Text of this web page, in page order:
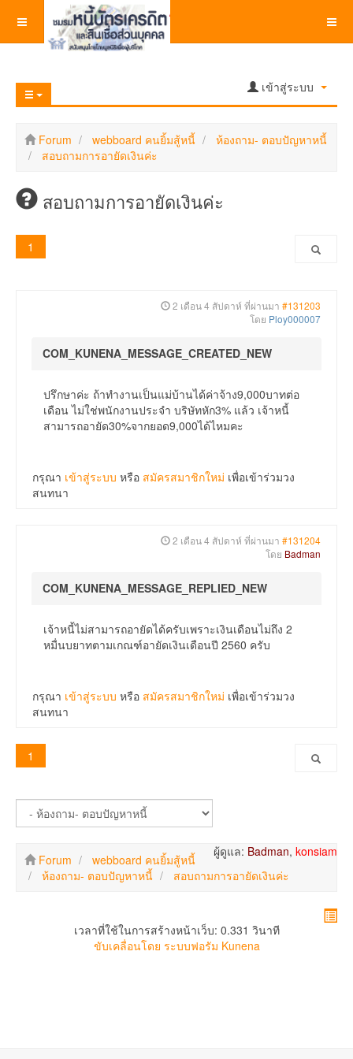
เข้าสู่ระบบ
Forum webboard คนยิ้มสู้หนี้
ห้องถาม- ตอบปัญหาหนี้
สอบถามการอายัดเงินค่ะ
สอบถามการอายัดเงินค่ะ
1
2 เดือน 4 สัปดาห์ ที่ผ่านมา #131203
โดย Ploy000007
COM_KUNENA_MESSAGE_CREATED_NEW
ปรึกษาค่ะ ถ้าทำงานเป็นแม่บ้านได้ค่าจ้าง9,000บาทต่อ
เดือน ไม่ใช่พนักงานประจำ บริษัทหัก3% แล้ว เจ้าหนี้
สามารถอายัด30%จากยอด9,000ได้ไหมคะ
กรุณา เข้าสู่ระบบ หรือ สมัครสมาชิกใหม่ เพื่อเข้าร่วมวง
สนทนา
2 เดือน 4 สัปดาห์ ที่ผ่านมา #131204
โดย Badman
COM_KUNENA_MESSAGE_REPLIED_NEW
เจ้าหนี้ไม่สามารถอายัดได้ครับเพราะเงินเดือนไม่ถึง 2
หมื่นบยาทตามเกณฑ์อายัดเงินเดือนปี 2560 ครับ
กรุณา เข้าสู่ระบบ หรือ สมัครสมาชิกใหม่ เพื่อเข้าร่วมวง
สนทนา
1
ผู้ดูแล: Badman, konsiam
Forum
webboard คนยิ้มสู้หนี้
ห้องถาม- ตอบปัญหาหนี้
สอบถามการอายัดเงินค่ะ
เวลาที่ใช้ในการสร้างหน้าเว็บ: 0.331 วินาที
ขับเคลื่อนโดย ระบบฟอรัม Kunena